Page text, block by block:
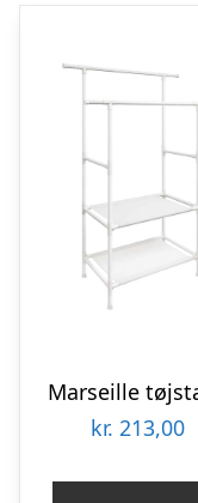
Marseille
kr. 213,00